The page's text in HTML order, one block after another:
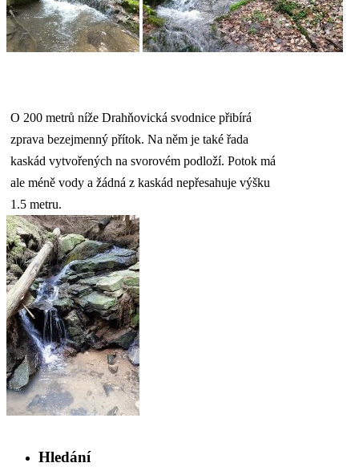
O 200 metrů níže Drahňovická svodnice přibírá
zprava bezejmenný přítok. Na něm je také řada
kaskád vytvořených na svorovém podloží. Potok má
ale méně vody a žádná z kaskád nepřesahuje výšku
1.5 metru.
Hledání